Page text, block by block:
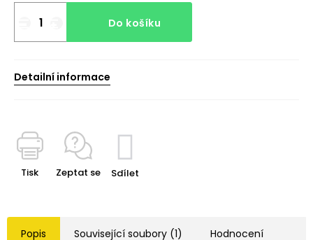
Do košíku
Detailní informace
Tisk Zeptat se Sdílet
Popis Související soubory (1) Hodnocení